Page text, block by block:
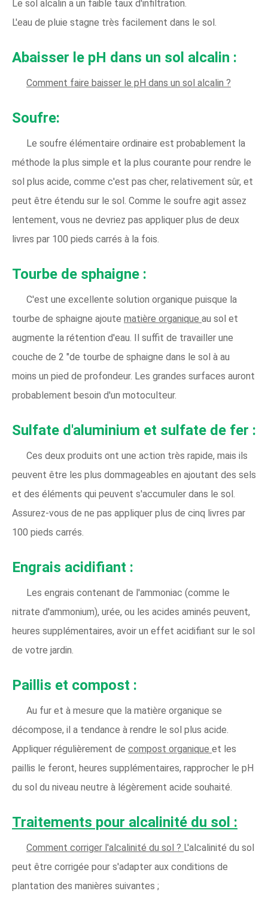
Le sol alcalin a un faible taux d'infiltration.
L'eau de pluie stagne très facilement dans le sol.
Abaisser le pH dans un sol alcalin :
Comment faire baisser le pH dans un sol alcalin ?
Soufre:
Le soufre élémentaire ordinaire est probablement la
méthode la plus simple et la plus courante pour rendre le
sol plus acide, comme c'est pas cher, relativement sûr, et
peut être étendu sur le sol. Comme le soufre agit assez
lentement, vous ne devriez pas appliquer plus de deux
livres par 100 pieds carrés à la fois.
Tourbe de sphaigne :
C'est une excellente solution organique puisque la
tourbe de sphaigne ajoute matière organique au sol et
augmente la rétention d'eau. Il suffit de travailler une
couche de 2 "de tourbe de sphaigne dans le sol à au
moins un pied de profondeur. Les grandes surfaces auront
probablement besoin d'un motoculteur.
Sulfate d'aluminium et sulfate de fer :
Ces deux produits ont une action très rapide, mais ils
peuvent être les plus dommageables en ajoutant des sels
et des éléments qui peuvent s'accumuler dans le sol.
Assurez-vous de ne pas appliquer plus de cinq livres par
100 pieds carrés.
Engrais acidifiant :
Les engrais contenant de l'ammoniac (comme le
nitrate d'ammonium), urée, ou les acides aminés peuvent,
heures supplémentaires, avoir un effet acidifiant sur le sol
de votre jardin.
Paillis et compost :
Au fur et à mesure que la matière organique se
décompose, il a tendance à rendre le sol plus acide.
Appliquer régulièrement de compost organique et les
paillis le feront, heures supplémentaires, rapprocher le pH
du sol du niveau neutre à légèrement acide souhaité.
Traitements pour alcalinité du sol :
Comment corriger l'alcalinité du sol ? L'alcalinité du sol
peut être corrigée pour s'adapter aux conditions de
plantation des manières suivantes ;